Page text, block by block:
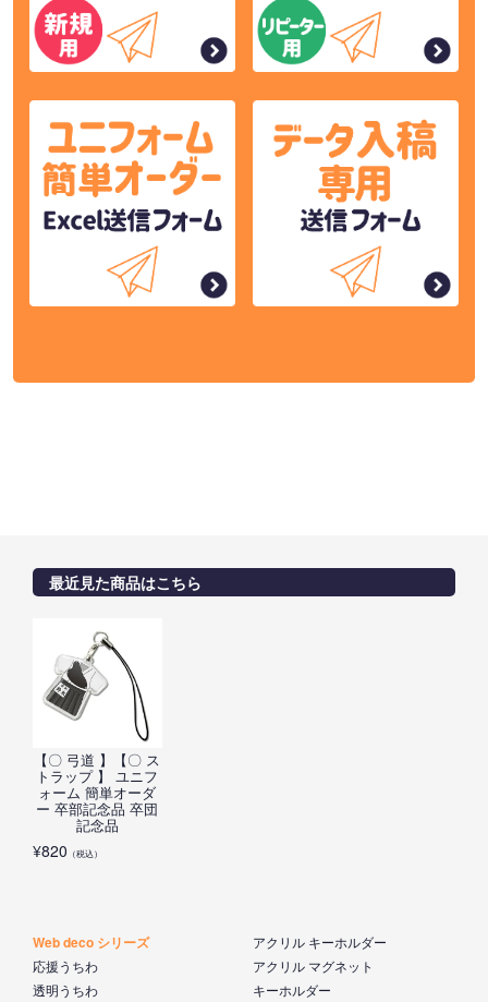
最近見た商品はこちら
【〇 弓道 】【〇 ス
トラップ 】 ユニフ
ォーム 簡単オーダ
ー 卒部記念品 卒団
記念品
¥820 （税込）
Web deco シリーズ
応援うちわ
透明うちわ
アクリル キーホルダー
アクリル マグネット
キーホルダー